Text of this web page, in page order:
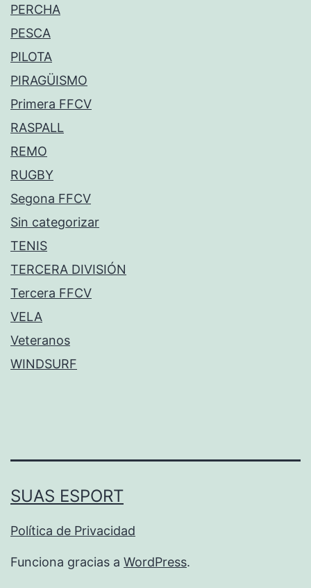
PERCHA
PESCA
PILOTA
PIRAGÜISMO
Primera FFCV
RASPALL
REMO
RUGBY
Segona FFCV
Sin categorizar
TENIS
TERCERA DIVISIÓN
Tercera FFCV
VELA
Veteranos
WINDSURF
SUAS ESPORT
Política de Privacidad
Funciona gracias a WordPress.